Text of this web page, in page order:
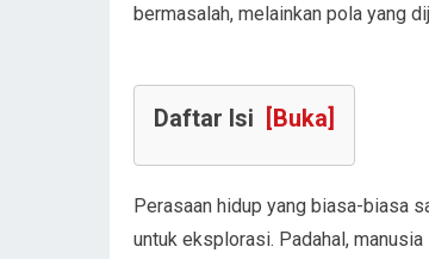
bermasalah, melainkan pola yang
Daftar Isi [Buka]
Perasaan hidup yang biasa-biasa
untuk eksplorasi. Padahal,